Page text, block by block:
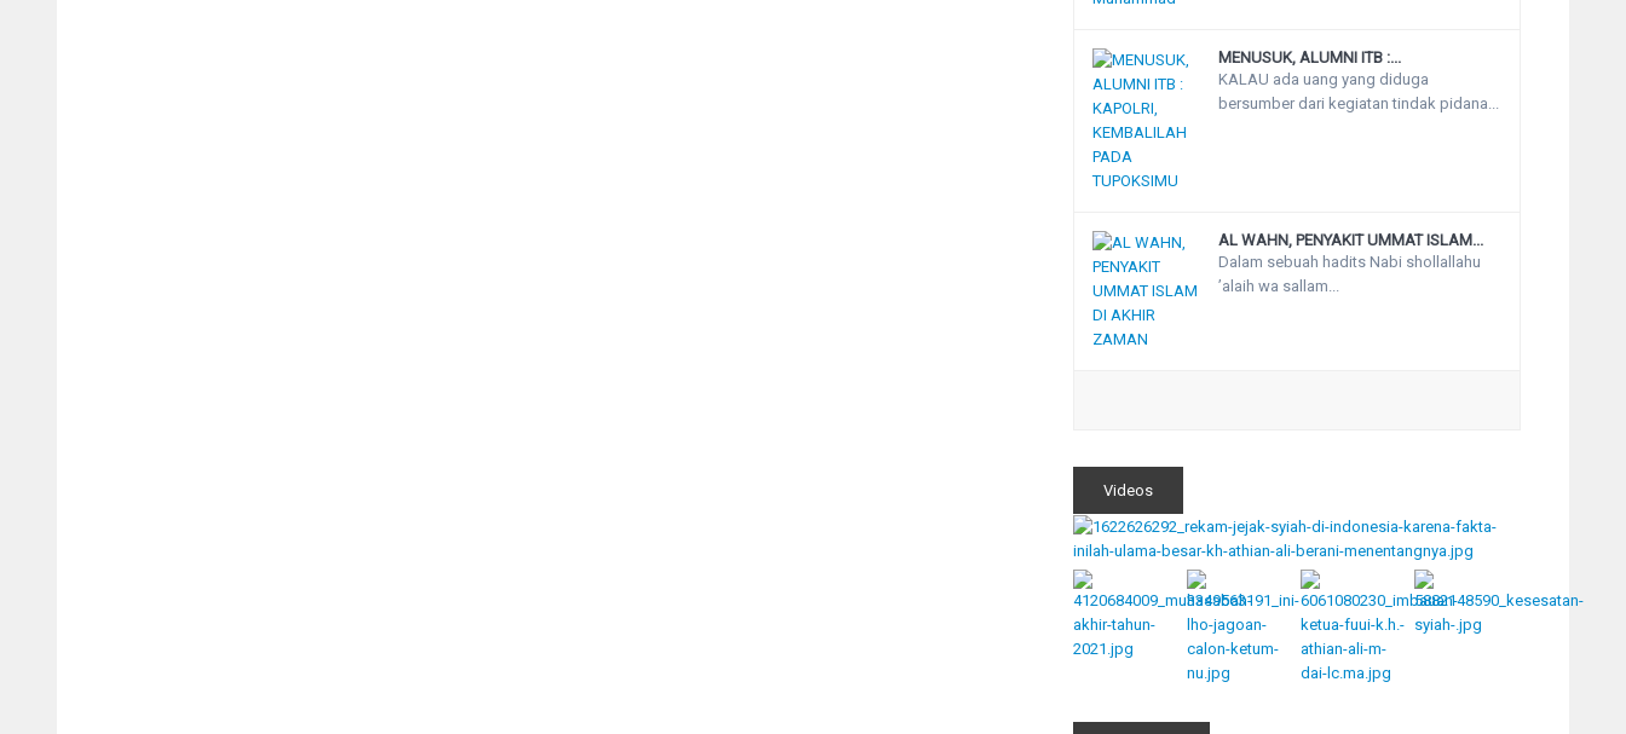
MENUSUK, ALUMNI ITB :...
KALAU ada uang yang diduga
bersumber dari kegiatan tindak pidana...
AL WAHN, PENYAKIT UMMAT ISLAM...
Dalam sebuah hadits Nabi shollallahu
’alaih wa sallam...
Videos